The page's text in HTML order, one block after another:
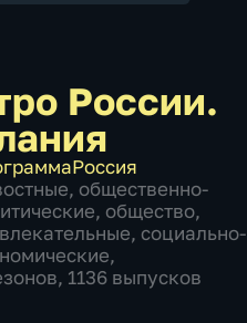
России.
Россия
, общественно-
, общество,
, социально-
,
1136 выпусков